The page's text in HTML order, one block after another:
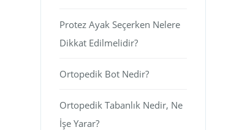
Protez Ayak Seçerken Nelere
Dikkat Edilmelidir?
Ortopedik Bot Nedir?
Ortopedik Tabanlık Nedir, Ne
İşe Yarar?